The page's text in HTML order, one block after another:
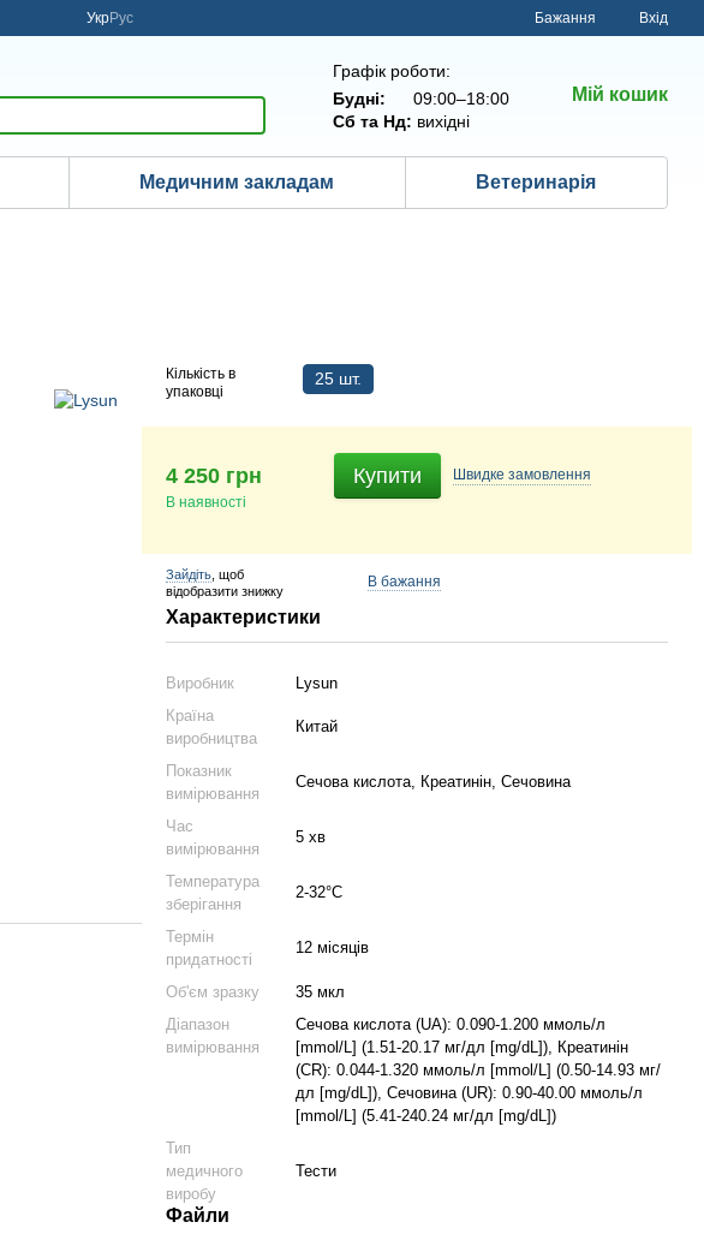
УкрРус Бажання Вхід
Графік роботи:
Будні:
09:00–18:00
Сб та Нд: вихідні
Мій кошик
Медичним закладам Ветеринарія
Кількість в
упаковці
25 шт.
4 250 грн
В наявності
Купити Швидке замовлення
Зайдіть , щоб
відобразити знижку
В бажання
Характеристики
Виробник
Lysun
Країна
виробництва
Китай
Показник
вимірювання
Сечова кислота, Креатинін, Сечовина
Час
вимірювання
5 хв
Температура
зберігання
2-32°C
Термін
придатності
12 місяців
Об'єм зразку
35 мкл
Діапазон
вимірювання
Сечова кислота (UA): 0.090-1.200 ммоль/л
[mmol/L] (1.51-20.17 мг/дл [mg/dL]), Креатинін
(CR): 0.044-1.320 ммоль/л [mmol/L] (0.50-14.93 мг/
дл [mg/dL]), Сечовина (UR): 0.90-40.00 ммоль/л
[mmol/L] (5.41-240.24 мг/дл [mg/dL])
Тип
медичного
виробу
Тести
Файли